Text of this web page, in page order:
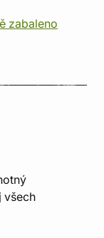
zabaleno
všech